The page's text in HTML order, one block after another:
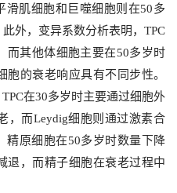
滑肌细胞和巨噬细胞则在50多
外，变异系数分析表明，TPC
而其他体细胞主要在50多岁时
的衰老响应具有不同步性。
在30多岁时主要通过细胞外
，而Leydig细胞则通过激素合
精原细胞在50多岁时数量下降
退，而精子细胞在衰老过程中